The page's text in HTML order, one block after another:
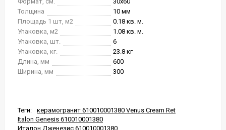
Толщина
10 мм
Площадь 1 шт, м2
0.18 кв. м.
Упаковка, м2
1.08 кв. м.
Упаковка, шт.
6
Упаковка, кг.
23.8 кг
Длина, мм
600
Ширина, мм
300
Теги:
керамогранит 610010001380 Venus Cream Ret
Italon Genesis 610010001380
Италон Дженезис 610010001380